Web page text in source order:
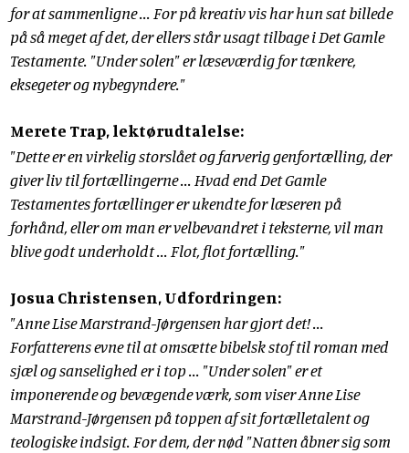
for at sammenligne ... For på kreativ vis har hun sat billede
på så meget af det, der ellers står usagt tilbage i Det Gamle
Testamente. "Under solen" er læseværdig for tænkere,
eksegeter og nybegyndere."
Merete Trap, lektørudtalelse:
"Dette er en virkelig storslået og farverig genfortælling, der
giver liv til fortællingerne ... Hvad end Det Gamle
Testamentes fortællinger er ukendte for læseren på
forhånd, eller om man er velbevandret i teksterne, vil man
blive godt underholdt ... Flot, flot fortælling."
Josua Christensen, Udfordringen:
"Anne Lise Marstrand-Jørgensen har gjort det! ...
Forfatterens evne til at omsætte bibelsk stof til roman med
sjæl og sanselighed er i top ... "Under solen" er et
imponerende og bevægende værk, som viser Anne Lise
Marstrand-Jørgensen på toppen af sit fortælletalent og
teologiske indsigt. For dem, der nød "Natten åbner sig som